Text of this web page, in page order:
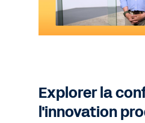
Explorer la
l'innovation